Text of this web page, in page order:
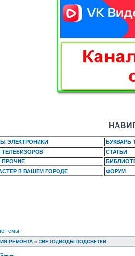
ЭЛЕКТРОНИКИ
БУКВАРЬ
СТАТЬИ
ПРОЧИЕ
В ВАШЕМ ГОРОДЕ
ФОРУМ
темы
РЕМОНТА » СВЕТОДИОДЫ ПОДСВЕТКИ